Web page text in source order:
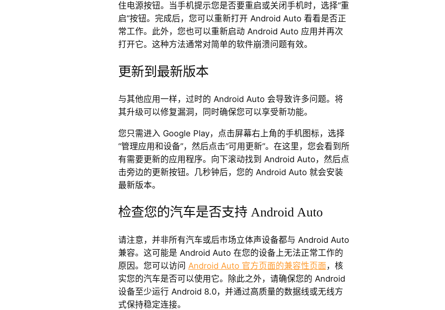
住电源按钮。当手机提示您是否要重启或关闭手机时，选择“重
启”按钮。完成后，您可以重新打开 Android Auto 看看是否正
常工作。此外，您也可以重新启动 Android Auto 应用并再次
打开它。这种方法通常对简单的软件崩溃问题有效。
更新到最新版本
与其他应用一样，过时的 Android Auto 会导致许多问题。将
其升级可以修复漏洞，同时确保您可以享受新功能。
您只需进入 Google Play，点击屏幕右上角的手机图标，选择
“管理应用和设备”，然后点击“可用更新”。在这里，您会看到所
有需要更新的应用程序。向下滚动找到 Android Auto，然后点
击旁边的更新按钮。几秒钟后，您的 Android Auto 就会安装
最新版本。
检查您的汽车是否支持 Android Auto
请注意，并非所有汽车或后市场立体声设备都与 Android Auto
兼容。这可能是 Android Auto 在您的设备上无法正常工作的
原因。您可以访问 Android Auto 官方页面的兼容性页面 ，核
实您的汽车是否可以使用它。除此之外，请确保您的 Android
设备至少运行 Android 8.0，并通过高质量的数据线或无线方
式保持稳定连接。